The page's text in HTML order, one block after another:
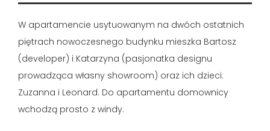
W apartamencie usytuowanym na dwóch ostatnich
piętrach nowoczesnego budynku mieszka Bartosz
(developer) i Katarzyna (pasjonatka designu
prowadząca własny showroom) oraz ich dzieci:
Zuzanna i Leonard. Do apartamentu domownicy
wchodzą prosto z windy.